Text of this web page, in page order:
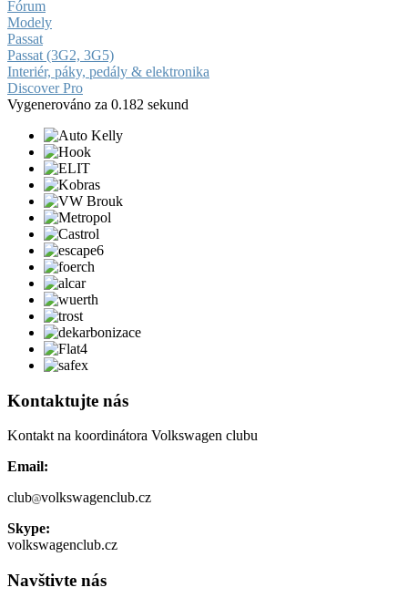
Fórum
Modely
Passat
Passat (3G2, 3G5)
Interiér, páky, pedály & elektronika
Discover Pro
Vygenerováno za 0.182 sekund
Kontaktujte nás
Kontakt na koordinátora Volkswagen clubu
Email:
club volkswagenclub.cz
Skype:
volkswagenclub.cz
Navštivte nás